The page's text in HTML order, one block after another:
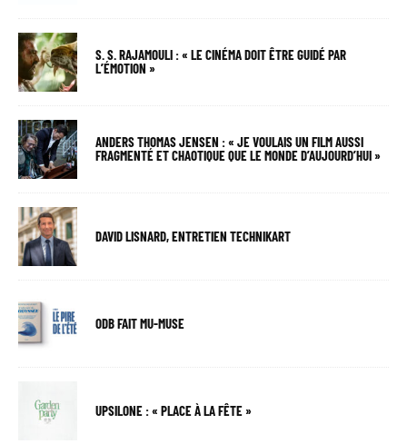
S. S. RAJAMOULI : « LE CINÉMA DOIT ÊTRE GUIDÉ PAR
L’ÉMOTION »
ANDERS THOMAS JENSEN : « JE VOULAIS UN FILM AUSSI
FRAGMENTÉ ET CHAOTIQUE QUE LE MONDE D’AUJOURD’HUI »
DAVID LISNARD, ENTRETIEN TECHNIKART
ODB FAIT MU-MUSE
UPSILONE : « PLACE À LA FÊTE »